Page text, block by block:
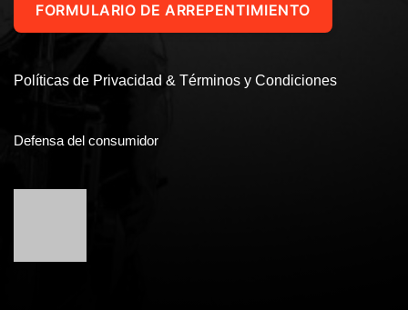
FORMULARIO DE ARREPENTIMIENTO
Políticas de Privacidad & Términos y Condiciones
Defensa del consumidor